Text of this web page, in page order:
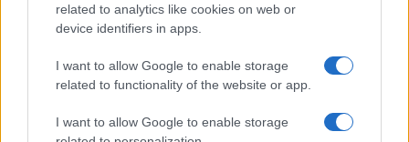
related to analytics like cookies on web or
device identifiers in apps.
I want to allow Google to enable storage
related to functionality of the website or app.
I want to allow Google to enable storage
in 10 passi
Davide Ferraro · 3 Ago 2026
GUIDE SHOPPING